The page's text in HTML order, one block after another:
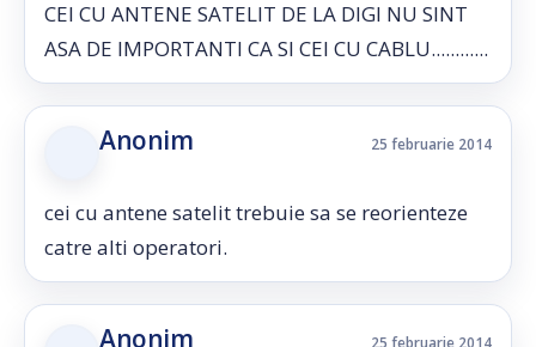
CEI CU ANTENE SATELIT DE LA DIGI NU SINT
ASA DE IMPORTANTI CA SI CEI CU CABLU............
Anonim 25 februarie 2014
cei cu antene satelit trebuie sa se reorienteze
catre alti operatori.
Anonim 25 februarie 2014